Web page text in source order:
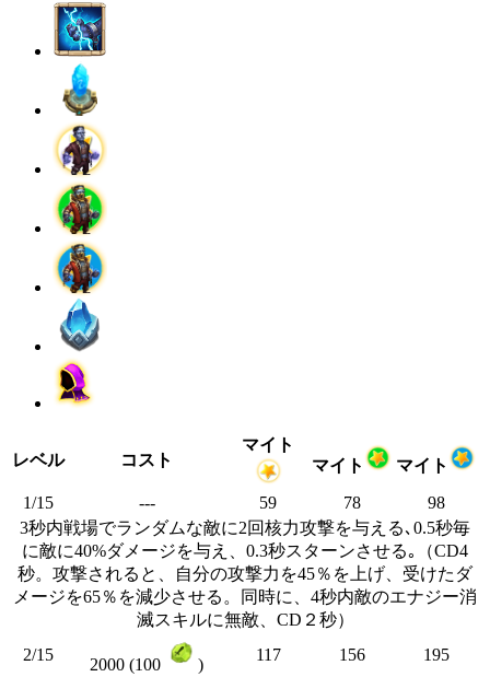
レベル コスト
マイト
マイト
マイト
1/15
--- 59 78
98
3秒内戦場でランダムな敵に2回核力攻撃を与える､0.5秒毎
に敵に40%ダメージを与え、0.3秒スターンさせる｡（CD4
秒。攻撃されると、自分の攻撃力を45％を上げ、受けたダ
メージを65％を減少させる。同時に、4秒内敵のエナジー消
滅スキルに無敵、CD２秒）
2/15
2000 (100 )
117 156
195